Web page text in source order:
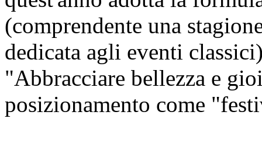
(comprendente una
dedicata agli eventi
"Abbracciare bellezza e
posizionamento come